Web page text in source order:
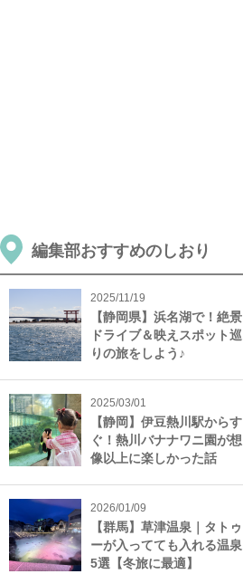
編集部おすすめのしおり
2025/11/19
【静岡県】浜名湖で！絶景
ドライブ＆映えスポット巡
りの旅をしよう♪
2025/03/01
【静岡】伊豆熱川駅からす
ぐ！熱川バナナワニ園が想
像以上に楽しかった話
2026/01/09
【群馬】草津温泉｜タトゥ
ーが入ってても入れる温泉
5選【冬旅に最適】